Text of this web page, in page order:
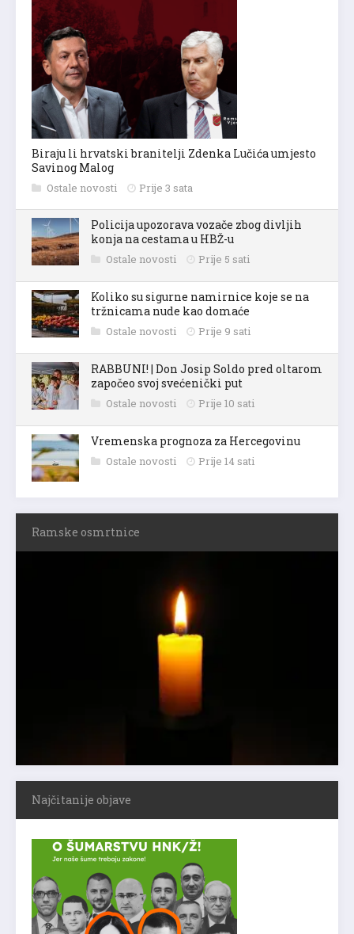
Biraju li hrvatski branitelji Zdenka Lučića umjesto
Savinog Malog
Ostale novosti Prije 3 sata
Policija upozorava vozače zbog divljih
konja na cestama u HBŽ-u
Ostale novosti Prije 5 sati
Koliko su sigurne namirnice koje se na
tržnicama nude kao domaće
Ostale novosti Prije 9 sati
RABBUNI! | Don Josip Soldo pred oltarom
započeo svoj svećenički put
Ostale novosti Prije 10 sati
Vremenska prognoza za Hercegovinu
Ostale novosti Prije 14 sati
Ramske osmrtnice
Najčitanije objave